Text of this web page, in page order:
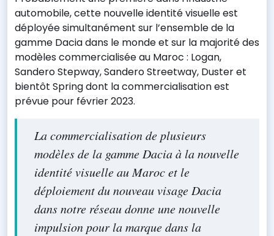
automobile, cette nouvelle identité visuelle est
déployée simultanément sur l’ensemble de la
gamme Dacia dans le monde et sur la majorité des
modèles commercialisée au Maroc : Logan,
Sandero Stepway, Sandero Streetway, Duster et
bientôt Spring dont la commercialisation est
prévue pour février 2023.
La commercialisation de plusieurs
modèles de la gamme Dacia à la nouvelle
identité visuelle au Maroc et le
déploiement du nouveau visage Dacia
dans notre réseau donne une nouvelle
impulsion pour la marque dans la